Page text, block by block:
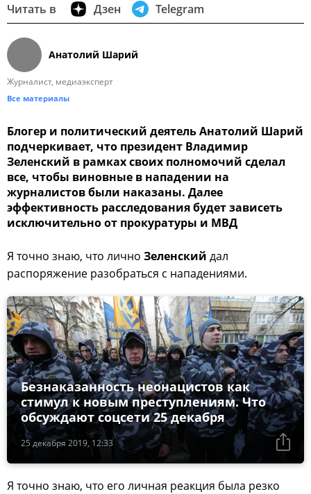
Читать в Дзен Telegram
Анатолий Шарий
Журналист, медиаэксперт
Все материалы
Блогер и политический деятель Анатолий Шарий
подчеркивает, что президент Владимир
Зеленский в рамках своих полномочий сделал
все, чтобы виновные в нападении на
журналистов были наказаны. Далее
эффективность расследования будет зависеть
исключительно от прокуратуры и МВД
Я точно знаю, что лично Зеленский дал
распоряжение разобраться с нападениями.
25 декабря 2019, 12:33
Безнаказанность неонацистов как
стимул к новым преступлениям. Что
обсуждают соцсети 25 декабря
Я точно знаю, что его личная реакция была резко